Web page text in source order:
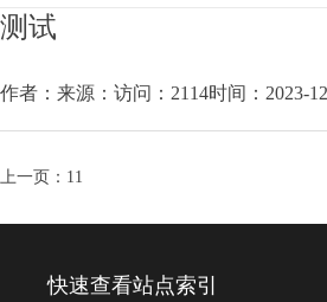
心
中
系
测试
作者： 来源： 访问：2114时间：2023-
上一页： 11
快速查看站点索引